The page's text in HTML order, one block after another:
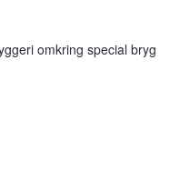
omkring special bryg